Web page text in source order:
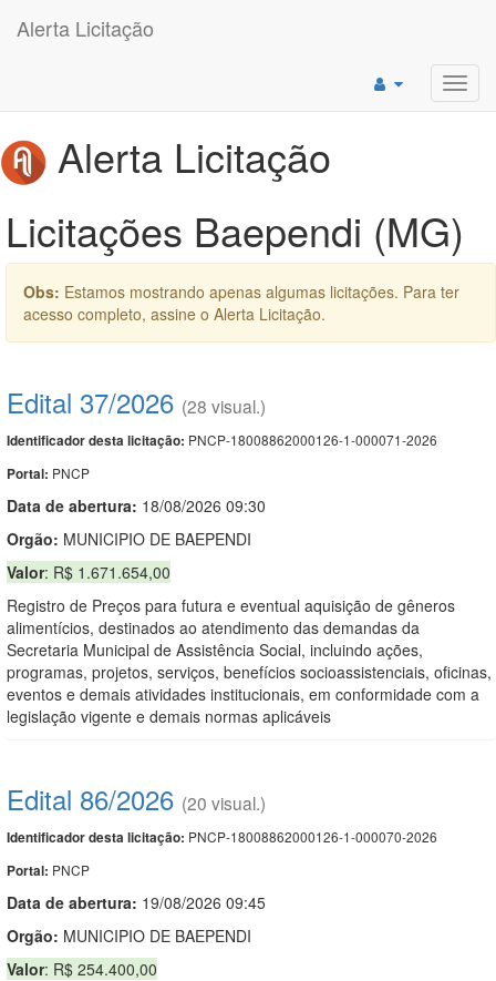
Alerta Licitação
Alerta Licitação
Licitações Baependi (MG)
Obs: Estamos mostrando apenas algumas licitações. Para ter
acesso completo, assine o Alerta Licitação.
Edital 37/2026 (28 visual.)
Identificador desta licitação: PNCP-18008862000126-1-000071-2026
Portal: PNCP
Data de abertura: 18/08/2026 09:30
Orgão: MUNICIPIO DE BAEPENDI
Valor: R$ 1.671.654,00
Registro de Preços para futura e eventual aquisição de gêneros
alimentícios, destinados ao atendimento das demandas da
Secretaria Municipal de Assistência Social, incluindo ações,
programas, projetos, serviços, benefícios socioassistenciais, oficinas,
eventos e demais atividades institucionais, em conformidade com a
legislação vigente e demais normas aplicáveis
Edital 86/2026 (20 visual.)
Identificador desta licitação: PNCP-18008862000126-1-000070-2026
Portal: PNCP
Data de abertura: 19/08/2026 09:45
Orgão: MUNICIPIO DE BAEPENDI
Valor: R$ 254.400,00